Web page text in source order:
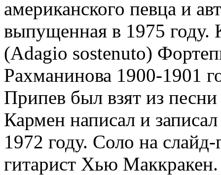
американского певца и
выпущенная в 1975 году.
(Adagio sostenuto)
Рахманинова 1900-1901
Припев был взят из
Кармен написал и
1972 году. Соло на
гитарист Хью Маккракен.